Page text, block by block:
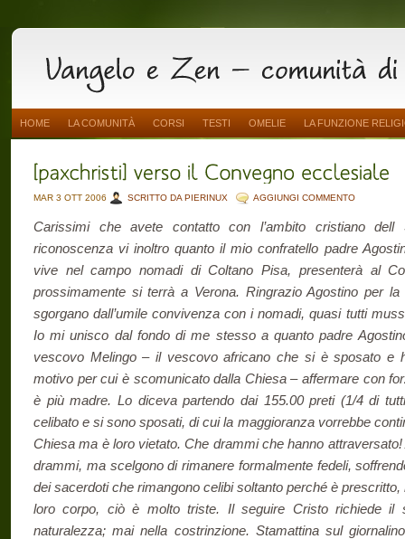
HOME LA COMUNITÀ CORSI TESTI OMELIE LA FUNZIONE
MAR 3 OTT 2006 SCRITTO DA PIERINUX AGGIUNGI COMMENTO
Carissimi che avete contatto con l’ambito cristiano
riconoscenza vi inoltro quanto il mio confratello padre
vive nel campo nomadi di Coltano Pisa, presenterà al
prossimamente si terrà a Verona. Ringrazio Agostino per
sgorgano dall’umile convivenza con i nomadi, quasi tutti
Io mi unisco dal fondo di me stesso a quanto padre
vescovo Melingo – il vescovo africano che si è sposato e
motivo per cui è scomunicato dalla Chiesa – affermare con
è più madre. Lo diceva partendo dai 155.00 preti (1/4 di
celibato e si sono sposati, di cui la maggioranza vorrebbe
Chiesa ma è loro vietato. Che drammi che hanno
drammi, ma scelgono di rimanere formalmente fedeli,
dei sacerdoti che rimangono celibi soltanto perché è
loro corpo, ciò è molto triste. Il seguire Cristo richiede il
naturalezza; mai nella costrinzione. Stamattina sul